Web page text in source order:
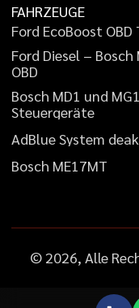
FAHRZEUGE
Ford EcoBoost OBD
Ford Diesel – Bosch
OBD
Bosch MD1 und MG1
Steuergeräte
AdBlueSystem deak
Bosch ME17MT
© 2026, Alle